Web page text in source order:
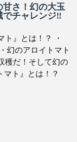
甘さ！幻の大玉
でチャレンジ‼︎
ト』とは！？ ・
幻のアロイトマト
穫だ！そして幻の
ト』とは！？